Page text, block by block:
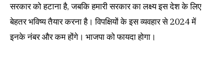
सरकार को हटाना है, जबकि हमारी सरकार का लक्ष्य इस देश के लिए
बेहतर भविष्य तैयार करना है। विपक्षियों के इस व्यवहार से 2024 में
इनके नंबर और कम होंगे। भाजपा को फायदा होगा।